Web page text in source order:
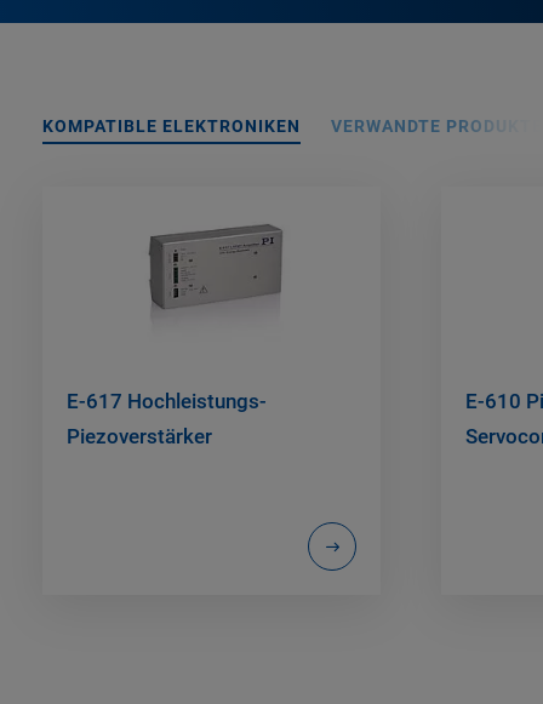
KOMPATIBLE ELEKTRONIKEN VERWANDTE PRODUKTE
E-617 Hochleistungs-
Piezoverstärker
E-610